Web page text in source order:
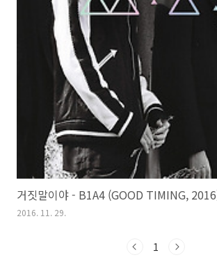
거짓말이야 - B1A4 (GOOD TIMING,
2016. 11. 29.
1